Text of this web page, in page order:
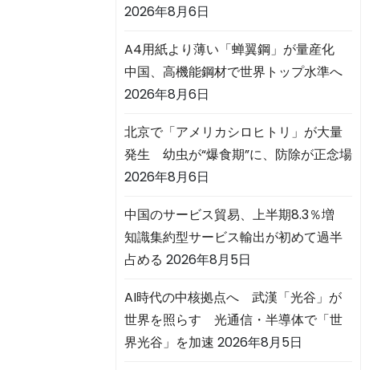
2026年8月6日
A4用紙より薄い「蝉翼鋼」が量産化
中国、高機能鋼材で世界トップ水準へ
2026年8月6日
北京で「アメリカシロヒトリ」が大量
発生 幼虫が“爆食期”に、防除が正念場
2026年8月6日
中国のサービス貿易、上半期8.3％増
知識集約型サービス輸出が初めて過半
占める 2026年8月5日
AI時代の中核拠点へ 武漢「光谷」が
世界を照らす 光通信・半導体で「世
界光谷」を加速 2026年8月5日